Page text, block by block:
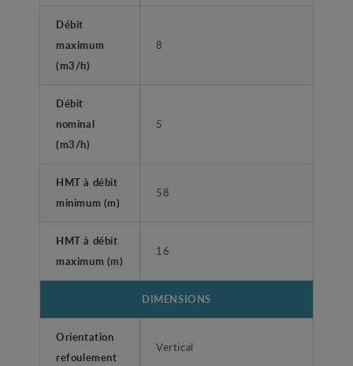
Débit
maximum
(m3/h)
8
Débit
nominal
(m3/h)
5
HMT à débit
minimum (m)
58
HMT à débit
maximum (m)
16
DIMENSIONS
Orientation
refoulement
Vertical